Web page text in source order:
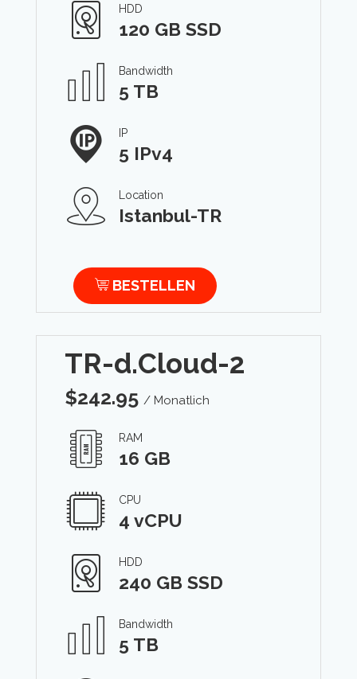
HDD
120 GB SSD
Bandwidth
5 TB
IP
5 IPv4
Location
Istanbul-TR
BESTELLEN
TR-d.Cloud-2
$242.95 / Monatlich
RAM
16 GB
CPU
4 vCPU
HDD
240 GB SSD
Bandwidth
5 TB